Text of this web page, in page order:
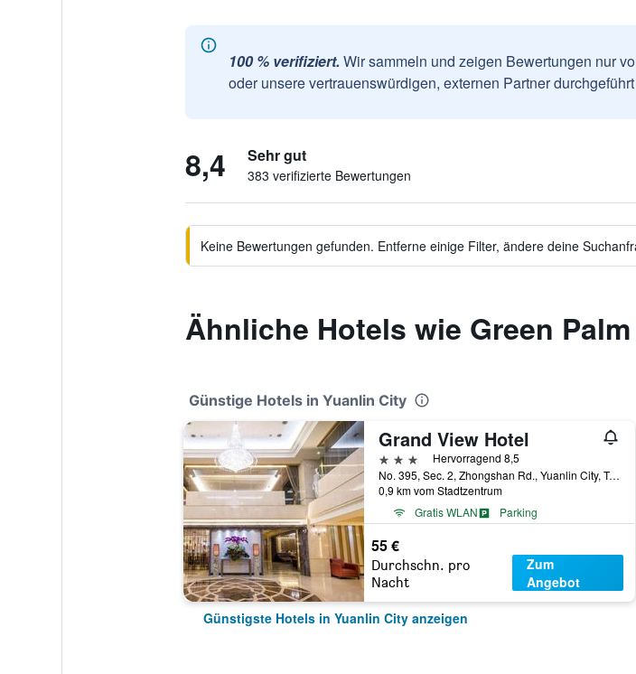
100 % verifiziert. Wir sammeln und zeigen Bewertungen nur
oder unsere vertrauenswürdigen, externen Partner
8,4 Sehr gut
383 verifizierte Bewertungen
Keine Bewertungen gefunden. Entferne einige Filter, ändere deine
Ähnliche Hotels wie Green Palm
Günstige Hotels in Yuanlin City
Grand View Hotel
3 Sterne
Hervorragend 8,5
No. 395, Sec. 2, Zhongshan Rd., Yuanlin City, Taiwan
0,9 km vom Stadtzentrum
Gratis WLAN
Parking
55 €
Durchschn. pro
Nacht
Zum
Angebot
Günstigste Hotels in Yuanlin City anzeigen